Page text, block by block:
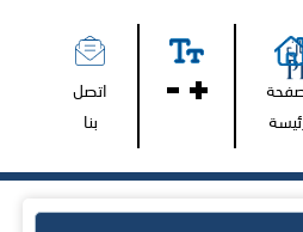
اتصل
بنا